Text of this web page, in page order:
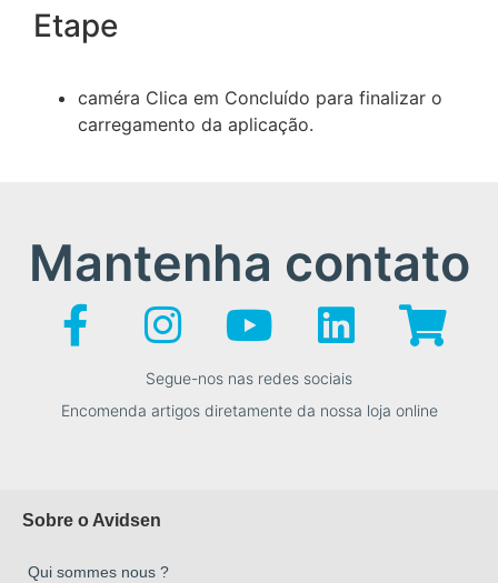
Etape
caméra Clica em Concluído para finalizar o
carregamento da aplicação.
Mantenha contato
Segue-nos nas redes sociais
Encomenda artigos diretamente da nossa loja online
Sobre o Avidsen
Qui sommes nous ?